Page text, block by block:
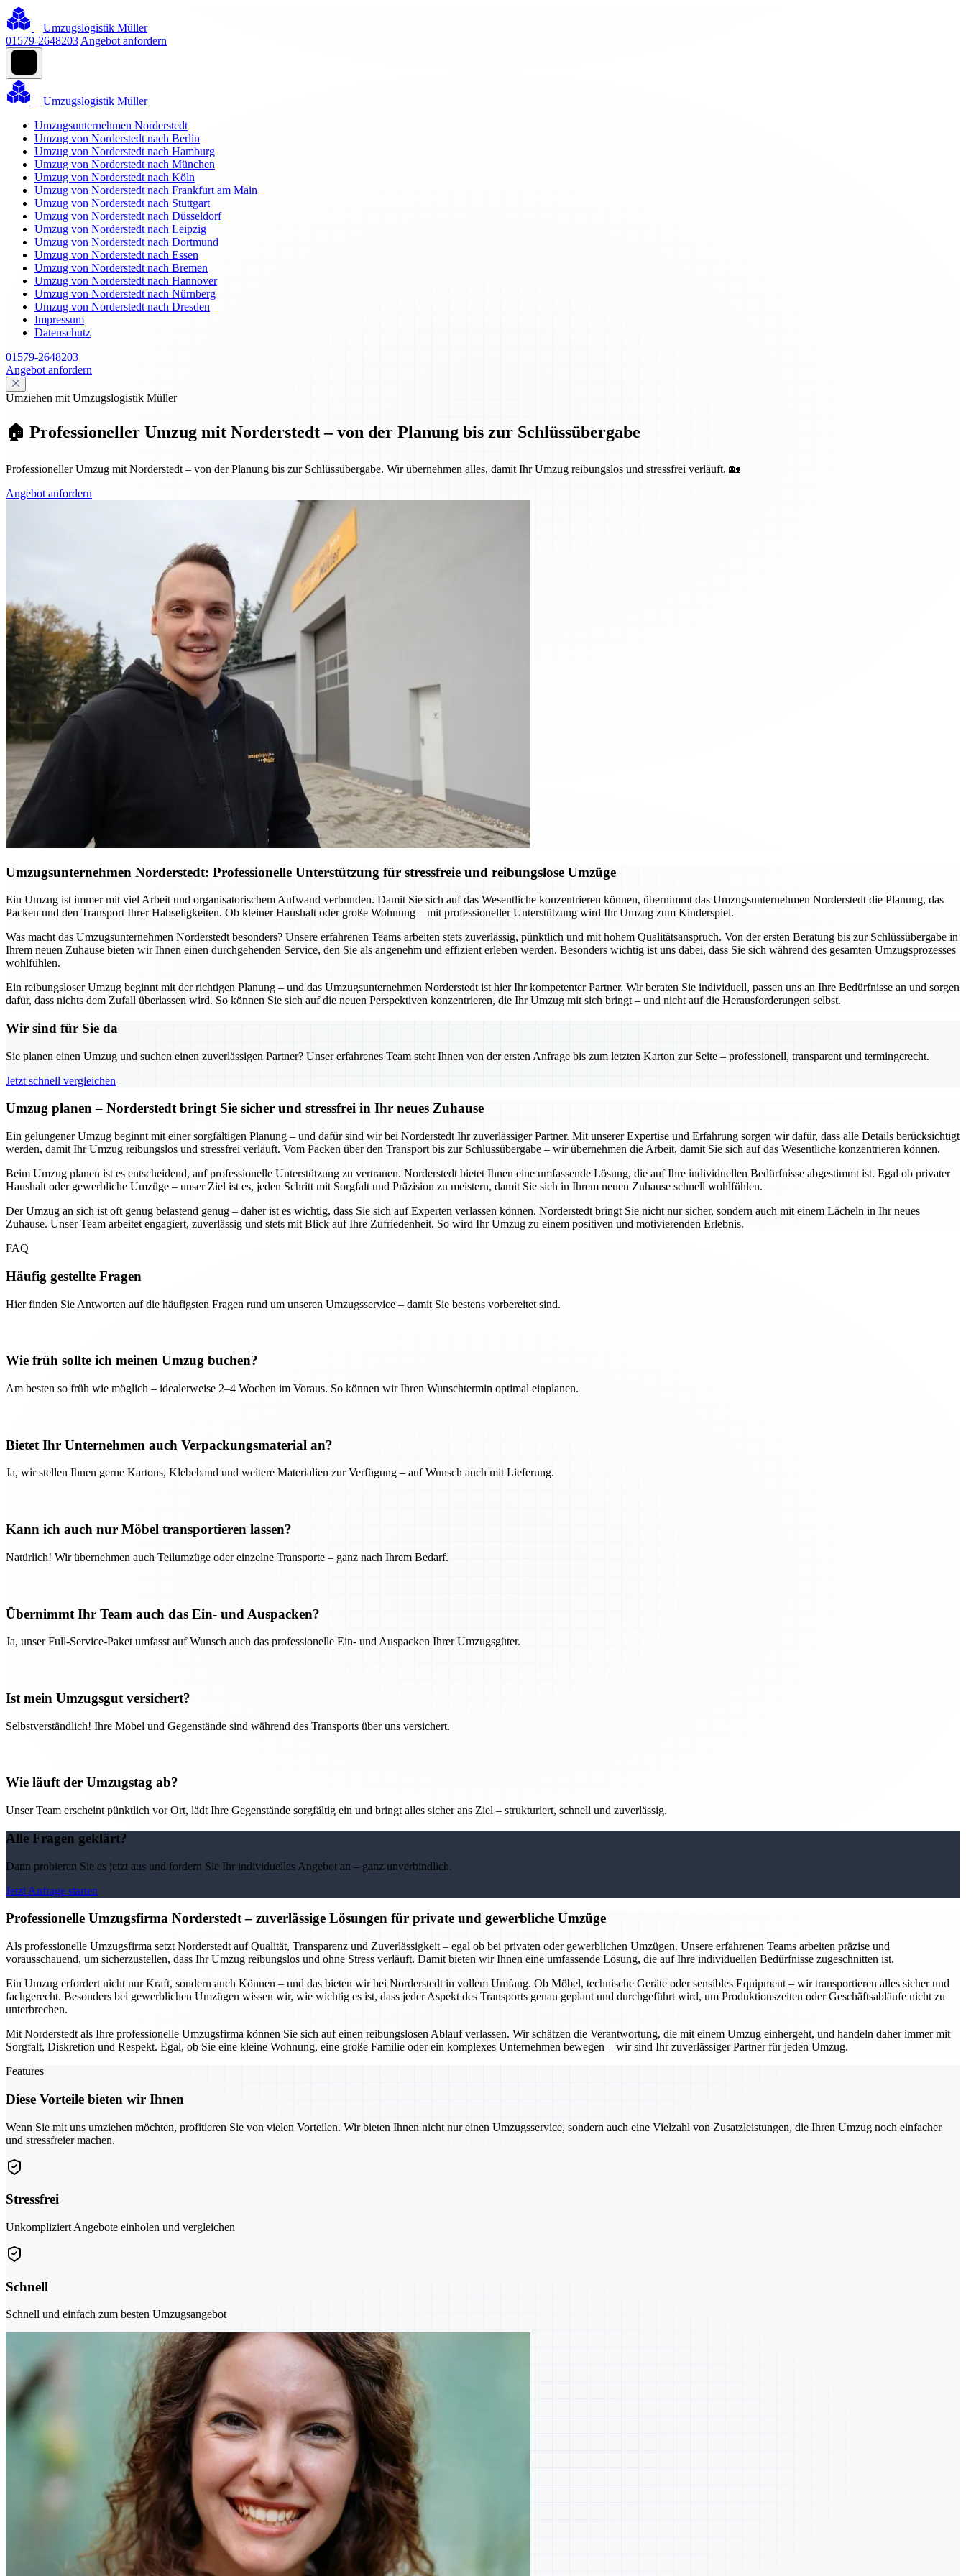
Umzugslogistik Müller
01579-2648203 Angebot anfordern
Umzugslogistik Müller
Umzugsunternehmen Norderstedt
Umzug von Norderstedt nach Berlin
Umzug von Norderstedt nach Hamburg
Umzug von Norderstedt nach München
Umzug von Norderstedt nach Köln
Umzug von Norderstedt nach Frankfurt am Main
Umzug von Norderstedt nach Stuttgart
Umzug von Norderstedt nach Düsseldorf
Umzug von Norderstedt nach Leipzig
Umzug von Norderstedt nach Dortmund
Umzug von Norderstedt nach Essen
Umzug von Norderstedt nach Bremen
Umzug von Norderstedt nach Hannover
Umzug von Norderstedt nach Nürnberg
Umzug von Norderstedt nach Dresden
Impressum
Datenschutz
01579-2648203
Angebot anfordern
Umziehen mit Umzugslogistik Müller
🏠 Professioneller Umzug mit Norderstedt – von der Planung bis zur Schlüssübergabe
Professioneller Umzug mit Norderstedt – von der Planung bis zur Schlüssübergabe. Wir übernehmen alles, damit Ihr Umzug reibungslos und stressfrei verläuft. 🏡
Angebot anfordern
Umzugsunternehmen Norderstedt: Professionelle Unterstützung für stressfreie und reibungslose Umzüge
Ein Umzug ist immer mit viel Arbeit und organisatorischem Aufwand verbunden. Damit Sie sich auf das Wesentliche konzentrieren können, übernimmt das Umzugsunternehmen Norderstedt die Planung, das
Packen und den Transport Ihrer Habseligkeiten. Ob kleiner Haushalt oder große Wohnung – mit professioneller Unterstützung wird Ihr Umzug zum Kinderspiel.
Was macht das Umzugsunternehmen Norderstedt besonders? Unsere erfahrenen Teams arbeiten stets zuverlässig, pünktlich und mit hohem Qualitätsanspruch. Von der ersten Beratung bis zur Schlüssübergabe in
Ihrem neuen Zuhause bieten wir Ihnen einen durchgehenden Service, den Sie als angenehm und effizient erleben werden. Besonders wichtig ist uns dabei, dass Sie sich während des gesamten Umzugsprozesses
wohlfühlen.
Ein reibungsloser Umzug beginnt mit der richtigen Planung – und das Umzugsunternehmen Norderstedt ist hier Ihr kompetenter Partner. Wir beraten Sie individuell, passen uns an Ihre Bedürfnisse an und sorgen
dafür, dass nichts dem Zufall überlassen wird. So können Sie sich auf die neuen Perspektiven konzentrieren, die Ihr Umzug mit sich bringt – und nicht auf die Herausforderungen selbst.
Wir sind für Sie da
Sie planen einen Umzug und suchen einen zuverlässigen Partner? Unser erfahrenes Team steht Ihnen von der ersten Anfrage bis zum letzten Karton zur Seite – professionell, transparent und termingerecht.
Jetzt schnell vergleichen
Umzug planen – Norderstedt bringt Sie sicher und stressfrei in Ihr neues Zuhause
Ein gelungener Umzug beginnt mit einer sorgfältigen Planung – und dafür sind wir bei Norderstedt Ihr zuverlässiger Partner. Mit unserer Expertise und Erfahrung sorgen wir dafür, dass alle Details berücksichtigt
werden, damit Ihr Umzug reibungslos und stressfrei verläuft. Vom Packen über den Transport bis zur Schlüssübergabe – wir übernehmen die Arbeit, damit Sie sich auf das Wesentliche konzentrieren können.
Beim Umzug planen ist es entscheidend, auf professionelle Unterstützung zu vertrauen. Norderstedt bietet Ihnen eine umfassende Lösung, die auf Ihre individuellen Bedürfnisse abgestimmt ist. Egal ob privater
Haushalt oder gewerbliche Umzüge – unser Ziel ist es, jeden Schritt mit Sorgfalt und Präzision zu meistern, damit Sie sich in Ihrem neuen Zuhause schnell wohlfühlen.
Der Umzug an sich ist oft genug belastend genug – daher ist es wichtig, dass Sie sich auf Experten verlassen können. Norderstedt bringt Sie nicht nur sicher, sondern auch mit einem Lächeln in Ihr neues
Zuhause. Unser Team arbeitet engagiert, zuverlässig und stets mit Blick auf Ihre Zufriedenheit. So wird Ihr Umzug zu einem positiven und motivierenden Erlebnis.
FAQ
Häufig gestellte Fragen
Hier finden Sie Antworten auf die häufigsten Fragen rund um unseren Umzugsservice – damit Sie bestens vorbereitet sind.
Wie früh sollte ich meinen Umzug buchen?
Am besten so früh wie möglich – idealerweise 2–4 Wochen im Voraus. So können wir Ihren Wunschtermin optimal einplanen.
Bietet Ihr Unternehmen auch Verpackungsmaterial an?
Ja, wir stellen Ihnen gerne Kartons, Klebeband und weitere Materialien zur Verfügung – auf Wunsch auch mit Lieferung.
Kann ich auch nur Möbel transportieren lassen?
Natürlich! Wir übernehmen auch Teilumzüge oder einzelne Transporte – ganz nach Ihrem Bedarf.
Übernimmt Ihr Team auch das Ein- und Auspacken?
Ja, unser Full-Service-Paket umfasst auf Wunsch auch das professionelle Ein- und Auspacken Ihrer Umzugsgüter.
Ist mein Umzugsgut versichert?
Selbstverständlich! Ihre Möbel und Gegenstände sind während des Transports über uns versichert.
Wie läuft der Umzugstag ab?
Unser Team erscheint pünktlich vor Ort, lädt Ihre Gegenstände sorgfältig ein und bringt alles sicher ans Ziel – strukturiert, schnell und zuverlässig.
Alle Fragen geklärt?
Dann probieren Sie es jetzt aus und fordern Sie Ihr individuelles Angebot an – ganz unverbindlich.
Jetzt Anfrage starten
Professionelle Umzugsfirma Norderstedt – zuverlässige Lösungen für private und gewerbliche Umzüge
Als professionelle Umzugsfirma setzt Norderstedt auf Qualität, Transparenz und Zuverlässigkeit – egal ob bei privaten oder gewerblichen Umzügen. Unsere erfahrenen Teams arbeiten präzise und
vorausschauend, um sicherzustellen, dass Ihr Umzug reibungslos und ohne Stress verläuft. Damit bieten wir Ihnen eine umfassende Lösung, die auf Ihre individuellen Bedürfnisse zugeschnitten ist.
Ein Umzug erfordert nicht nur Kraft, sondern auch Können – und das bieten wir bei Norderstedt in vollem Umfang. Ob Möbel, technische Geräte oder sensibles Equipment – wir transportieren alles sicher und
fachgerecht. Besonders bei gewerblichen Umzügen wissen wir, wie wichtig es ist, dass jeder Aspekt des Transports genau geplant und durchgeführt wird, um Produktionszeiten oder Geschäftsabläufe nicht zu
unterbrechen.
Mit Norderstedt als Ihre professionelle Umzugsfirma können Sie sich auf einen reibungslosen Ablauf verlassen. Wir schätzen die Verantwortung, die mit einem Umzug einhergeht, und handeln daher immer mit
Sorgfalt, Diskretion und Respekt. Egal, ob Sie eine kleine Wohnung, eine große Familie oder ein komplexes Unternehmen bewegen – wir sind Ihr zuverlässiger Partner für jeden Umzug.
Features
Diese Vorteile bieten wir Ihnen
Wenn Sie mit uns umziehen möchten, profitieren Sie von vielen Vorteilen. Wir bieten Ihnen nicht nur einen Umzugsservice, sondern auch eine Vielzahl von Zusatzleistungen, die Ihren Umzug noch einfacher
und stressfreier machen.
Stressfrei
Unkompliziert Angebote einholen und vergleichen
Schnell
Schnell und einfach zum besten Umzugsangebot